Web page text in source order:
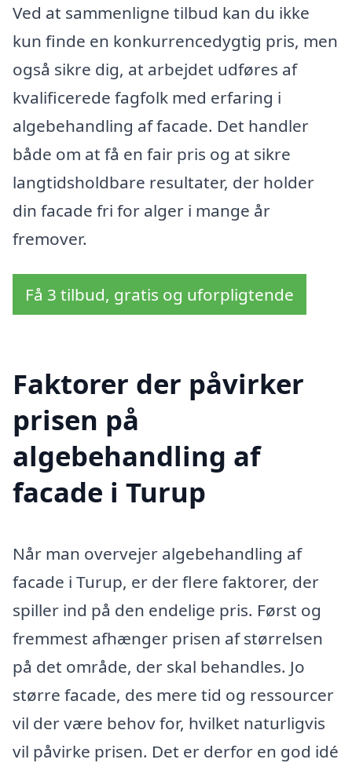
Ved at sammenligne tilbud kan du ikke
kun finde en konkurrencedygtig pris, men
også sikre dig, at arbejdet udføres af
kvalificerede fagfolk med erfaring i
algebehandling af facade. Det handler
både om at få en fair pris og at sikre
langtidsholdbare resultater, der holder
din facade fri for alger i mange år
fremover.
Få 3 tilbud, gratis og uforpligtende
Faktorer der påvirker
prisen på
algebehandling af
facade i Turup
Når man overvejer algebehandling af
facade i Turup, er der flere faktorer, der
spiller ind på den endelige pris. Først og
fremmest afhænger prisen af størrelsen
på det område, der skal behandles. Jo
større facade, des mere tid og ressourcer
vil der være behov for, hvilket naturligvis
vil påvirke prisen. Det er derfor en god idé